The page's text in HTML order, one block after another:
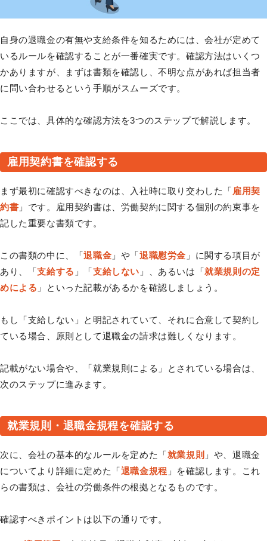
自身の退職金の有無や支給条件を知るためには、会社が定めて
いるルールを確認することが一番確実です。確認方法はいくつ
かありますが、まずは書類を確認し、不明な点があれば担当者
に問い合わせるという手順がスムーズです。
ここでは、具体的な確認方法を3つのステップで解説します。
雇用契約書を確認する
まず最初に確認すべきなのは、入社時に取り交わした「 雇用契
約書 」です。雇用契約書は、労働契約に関する個別の約束事を
記した重要な書類です。
この書類の中に、「退職金 」や「退職慰労金 」に関する項目が
あり、「支給する 」「支給しない 」、あるいは「就業規則の定
めによる 」といった記載があるかを確認しましょう。
もし「支給しない」と明記されていて、それに合意して契約し
ている場合、原則として退職金の請求は難しくなります。
記載がない場合や、「就業規則による」とされている場合は、
次のステップに進みます。
就業規則・退職金規程を確認する
次に、会社の基本的なルールを定めた「 就業規則 」や、退職金
についてより詳細に定めた「 退職金規程 」を確認します。これ
らの書類は、会社の労働条件の根拠となるものです。
確認すべきポイントは以下の通りです。